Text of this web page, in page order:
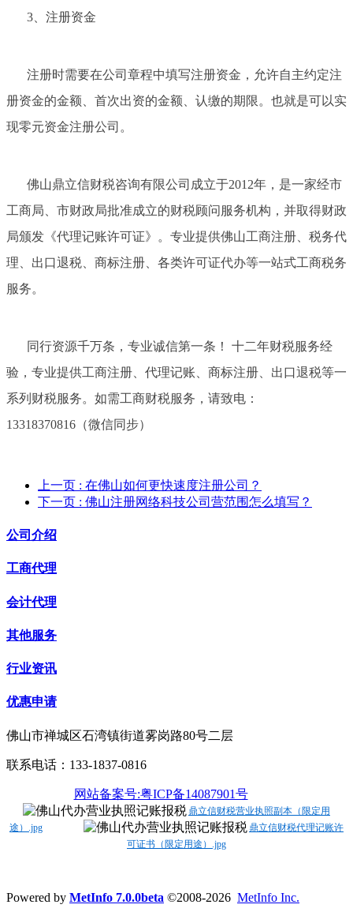
3、注册资金
注册时需要在公司章程中填写注册资金，允许自主约定注
册资金的金额、首次出资的金额、认缴的期限。也就是可以实
现零元资金注册公司。
佛山鼎立信财税咨询有限公司成立于2012年，是一家经市
工商局、市财政局批准成立的财税顾问服务机构，并取得财政
局颁发《代理记账许可证》。专业提供佛山工商注册、税务代
理、出口退税、商标注册、各类许可证代办等一站式工商税务
服务。
同行资源千万条，专业诚信第一条！ 十二年财税服务经
验，专业提供工商注册、代理记账、商标注册、出口退税等一
系列财税服务。如需工商财税服务，请致电：
13318370816（微信同步）
上一页 : 在佛山如何更快速度注册公司？
下一页 : 佛山注册网络科技公司营范围怎么填写？
公司介绍
工商代理
会计代理
其他服务
行业资讯
优惠申请
佛山市禅城区石湾镇街道雾岗路80号二层
联系电话：133-1837-0816
网站备案号:粤ICP备14087901号
鼎立信财税营业执照副本（限定用
途）.jpg
鼎立信财税代理记账许
可证书（限定用途）.jpg
Powered by MetInfo 7.0.0beta ©2008-2026 MetInfo Inc.